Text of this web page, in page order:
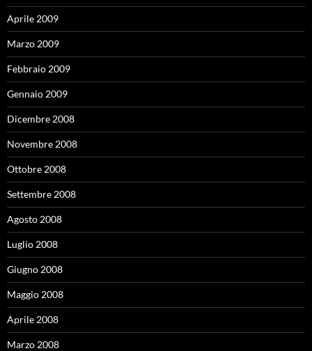
Aprile 2009
Marzo 2009
Febbraio 2009
Gennaio 2009
Dicembre 2008
Novembre 2008
Ottobre 2008
Settembre 2008
Agosto 2008
Luglio 2008
Giugno 2008
Maggio 2008
Aprile 2008
Marzo 2008